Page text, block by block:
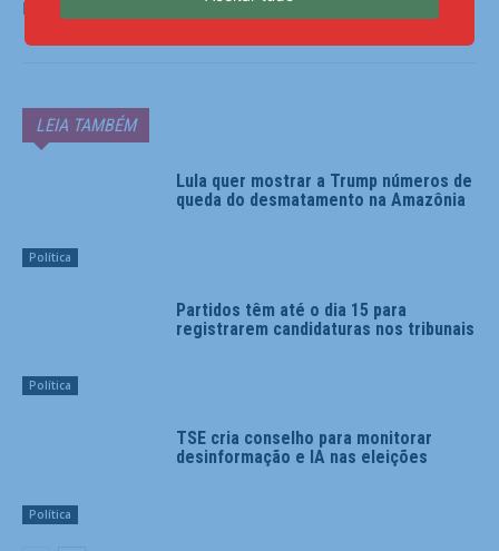
Fonte:
LEIA TAMBÉM
Política
Lula quer mostrar a Trump números de
queda do desmatamento na Amazônia
Política
Partidos têm até o dia 15 para
registrarem candidaturas nos tribunais
Política
TSE cria conselho para monitorar
desinformação e IA nas eleições